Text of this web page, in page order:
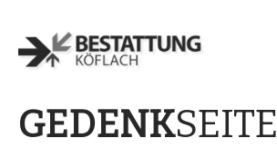
GEDENKSEITE